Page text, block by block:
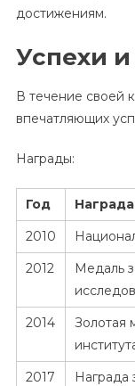
достижениям.
Успехи
В течение своей
впечатляющих
Награды:
Год
Награда
2010
2012
Медаль
2014
Золотая
2017
Награда